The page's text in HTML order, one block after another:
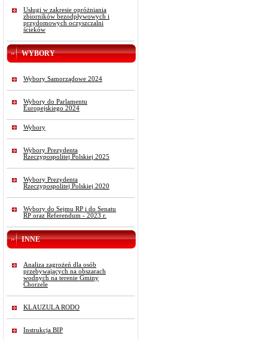
Usługi w zakresie opróżniania
zbiorników bezodpływowych i
przydomowych oczyszczalni
ścieków
WYBORY
Wybory Samorządowe 2024
Wybory do Parlamentu
Europejskiego 2024
Wybory
Wybory Prezydenta
Rzeczypospolitej Polskiej 2025
Wybory Prezydenta
Rzeczypospolitej Polskiej 2020
Wybory do Sejmu RP i do Senatu
RP oraz Referendum - 2023 r.
INNE
Analiza zagrożeń dla osób
przebywających na obszarach
wodnych na terenie Gminy
Chorzele
KLAUZULA RODO
Instrukcja BIP